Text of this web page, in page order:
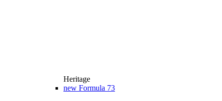
Heritage
new Formula 73